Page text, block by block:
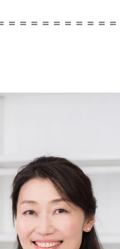
＝＝＝＝＝＝＝＝＝